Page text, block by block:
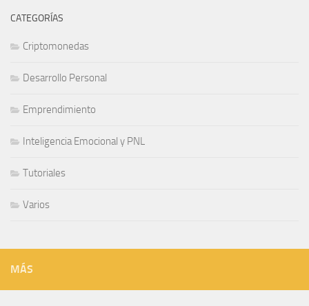
CATEGORÍAS
Criptomonedas
Desarrollo Personal
Emprendimiento
Inteligencia Emocional y PNL
Tutoriales
Varios
MÁS